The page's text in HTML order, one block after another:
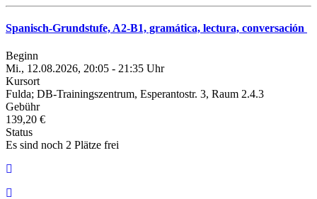
Spanisch-Grundstufe, A2-B1, gramática, lectura, conversación
Beginn
Mi., 12.08.2026, 20:05 - 21:35 Uhr
Kursort
Fulda; DB-Trainingszentrum, Esperantostr. 3, Raum 2.4.3
Gebühr
139,20 €
Status
Es sind noch 2 Plätze frei